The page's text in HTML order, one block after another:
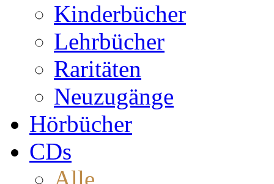
Kinderbücher
Lehrbücher
Raritäten
Neuzugänge
Hörbücher
CDs